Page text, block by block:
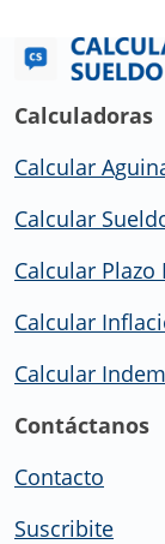
Calculadoras
Calcular
Calcular
Calcular Plazo
Calcular
Calcular
Contáctanos
Contacto
Suscribite